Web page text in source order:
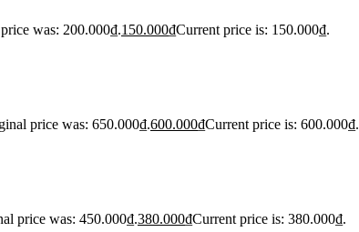
was: 200.000₫.150.000₫Current price is: 150.000₫.
price was: 650.000₫.600.000₫Current price is: 600.000₫.
price was: 450.000₫.380.000₫Current price is: 380.000₫.